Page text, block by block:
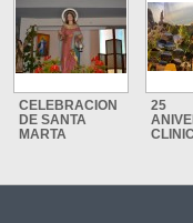
CELEBRACION
DE SANTA
MARTA
25